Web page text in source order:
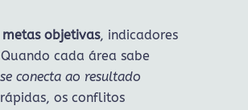
objetivas, indicadores
cada área sabe
conecta ao resultado
os conflitos